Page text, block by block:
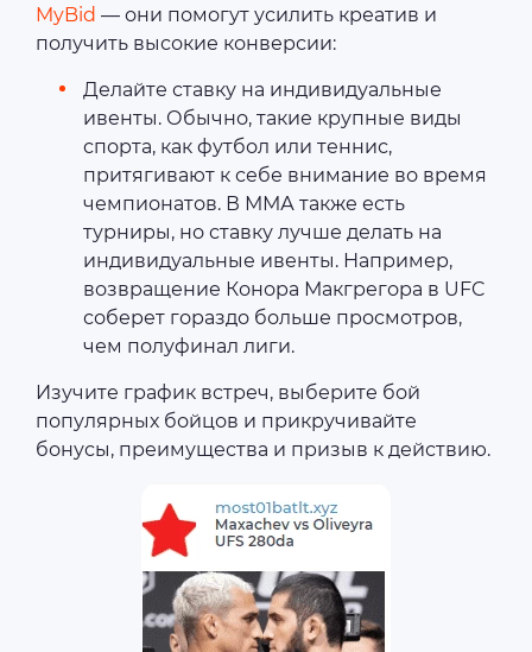
MyBid — они помогут усилить креатив и
получить высокие конверсии:
Делайте ставку на индивидуальные
ивенты. Обычно, такие крупные виды
спорта, как футбол или теннис,
притягивают к себе внимание во время
чемпионатов. В ММА также есть
турниры, но ставку лучше делать на
индивидуальные ивенты. Например,
возвращение Конора Макгрегора в UFC
соберет гораздо больше просмотров,
чем полуфинал лиги.
Изучите график встреч, выберите бой
популярных бойцов и прикручивайте
бонусы, преимущества и призыв к действию.